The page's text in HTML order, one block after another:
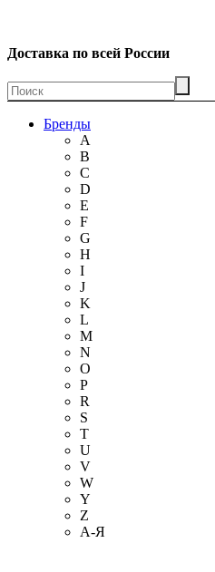
Доставка по всей России
Бренды
A
B
C
D
E
F
G
H
I
J
K
L
M
N
O
P
R
S
T
U
V
W
Y
Z
А-Я